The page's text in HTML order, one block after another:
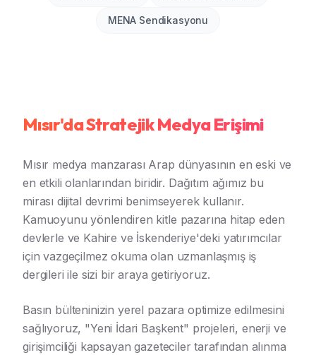
MENA Sendikasyonu
Mısır'da Stratejik Medya Erişimi
Mısır medya manzarası Arap dünyasının en eski ve
en etkili olanlarından biridir. Dağıtım ağımız bu
mirası dijital devrimi benimseyerek kullanır.
Kamuoyunu yönlendiren kitle pazarına hitap eden
devlerle ve Kahire ve İskenderiye'deki yatırımcılar
için vazgeçilmez okuma olan uzmanlaşmış iş
dergileri ile sizi bir araya getiriyoruz.
Basın bülteninizin yerel pazara optimize edilmesini
sağlıyoruz, "Yeni İdari Başkent" projeleri, enerji ve
girişimciliği kapsayan gazeteciler tarafından alınma